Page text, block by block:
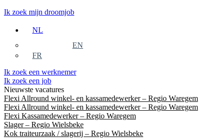
Ik zoek mijn droomjob
NL
EN
FR
Ik zoek een werknemer
Ik zoek een job
Nieuwste vacatures
Flexi Allround winkel- en kassamedewerker – Regio Waregem
Flexi Allround winkel- en kassamedewerker – Regio Waregem
Flexi Kassamedewerker – Regio Waregem
Slager – Regio Wielsbeke
Kok traiteurzaak / slagerij – Regio Wielsbeke